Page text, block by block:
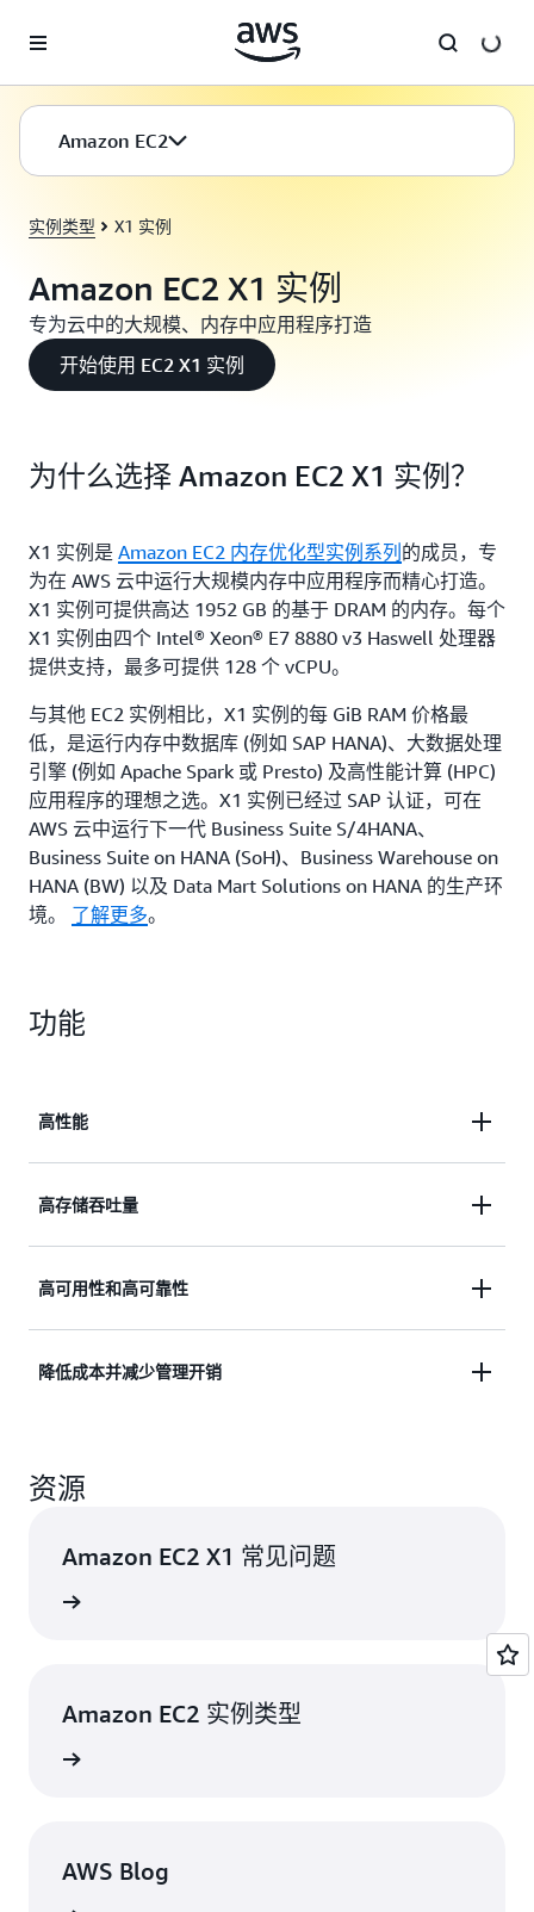
Amazon EC2
实例类型 X1 实例
Amazon EC2 X1 实例
专为云中的大规模、内存中应用程序打造
开始使用 EC2 X1 实例
为什么选择 Amazon EC2 X1 实例？
X1 实例是 Amazon EC2 内存优化型实例系列 的成员，专
为在 AWS 云中运行大规模内存中应用程序而精心打造。
X1 实例可提供高达 1952 GB 的基于 DRAM 的内存。每个
X1 实例由四个 Intel® Xeon® E7 8880 v3 Haswell 处理器
提供支持，最多可提供 128 个 vCPU。
与其他 EC2 实例相比，X1 实例的每 GiB RAM 价格最
低，是运行内存中数据库 (例如 SAP HANA)、大数据处理
引擎 (例如 Apache Spark 或 Presto) 及高性能计算 (HPC)
应用程序的理想之选。X1 实例已经过 SAP 认证，可在
AWS 云中运行下一代 Business Suite S/4HANA、
Business Suite on HANA (SoH)、Business Warehouse on
HANA (BW) 以及 Data Mart Solutions on HANA 的生产环
境。 了解更多。
功能
高性能
外，X1 实例还提供 128 个 vCPU，并由 Intel Xeon
E7 8880 v3 处理器提供支持，这些处理器具有较高
序的性能。X1 实例还可通过最新的 Intel AES-NI 功
能提高加密性能，支持 Intel® Transactional
Synchronization Extensions (TSX) 以提升内存中事务
数据处理性能，同时支持高级矢量扩展 2 (Intel
高存储吞吐量
X1 实例可提供高达 25Gbps 的网络带宽。此外，X1
用。请参阅
存储配置的其他详细信息。
高可用性和高可靠性
X1 实例支持可检测和校准多位错误的单设备数据校
此外，您还可以利用
和灾难恢复（DR）解决方案来满足恢复点目标
解详情
上的 HANA System Replication (HSR)。了解有关构
降低成本并减少管理开销
延展到具有大型数据集要求的企业级应用程序。您可
这可以帮助您以较低的成本运行工作负载。您也可以
利用AWS 快速入门、AWS CloudFormation
他 AWS 管理服务来轻松快速地预置 X1 实例。详细
资源
Amazon EC2 X1 常见问题
Amazon EC2 实例类型
AWS Blog